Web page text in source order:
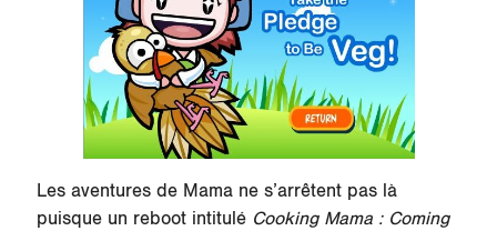
Les aventures de Mama ne s’arrêtent pas là
puisque un reboot intitulé Cooking Mama : Coming